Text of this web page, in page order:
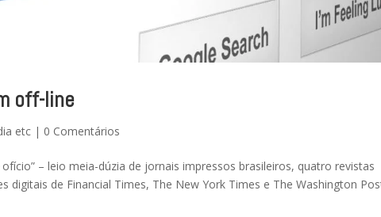
off-line
etc | 0 Comentários
– leio meia-dúzia de jornais impressos brasileiros, quatro revistas
digitais de Financial Times, The New York Times e The Washington